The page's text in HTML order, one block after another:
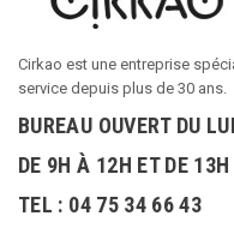
Cirkao est une entreprise
service depuis plus de 30 ans.
BUREAU OUVERT DU
DE 9H À 12H ET DE
TEL : 04 75 34 66 43